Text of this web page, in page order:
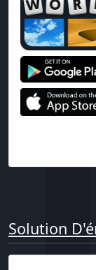
Solution